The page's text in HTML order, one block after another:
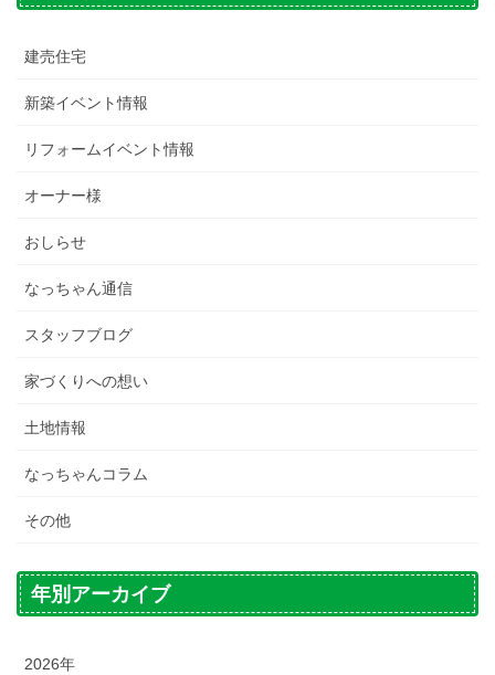
建売住宅
新築イベント情報
リフォームイベント情報
オーナー様
おしらせ
なっちゃん通信
スタッフブログ
家づくりへの想い
土地情報
なっちゃんコラム
その他
年別アーカイブ
2026年